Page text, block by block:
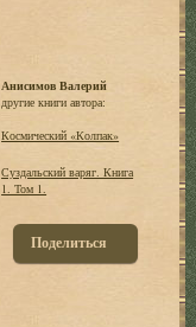
Анисимов Валерий
другие книги автора:
Космический «Колпак»
Суздальский варяг. Книга
1. Том 1.
Поделиться